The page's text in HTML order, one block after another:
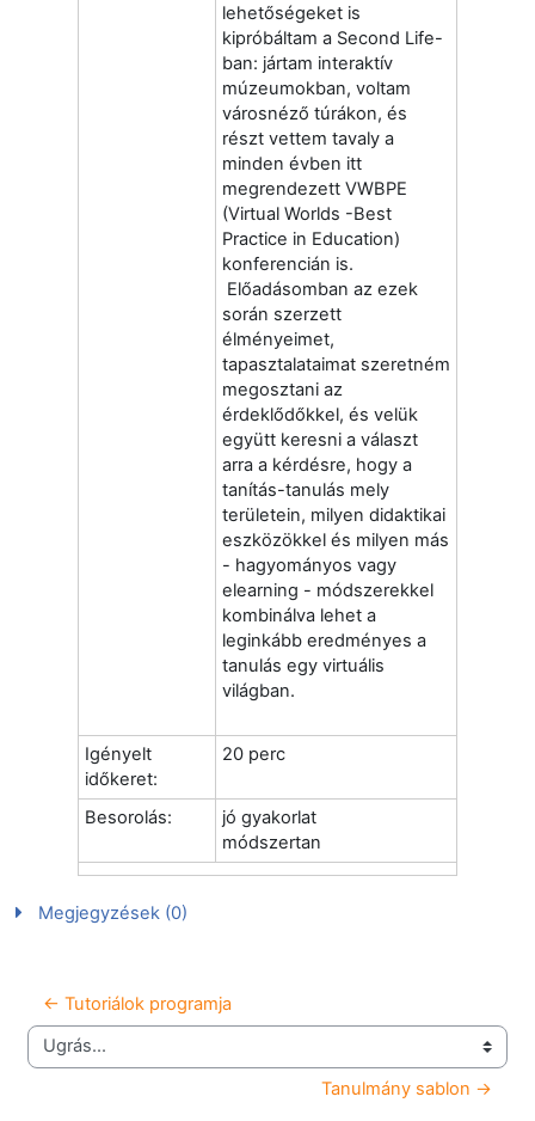
lehetőségeket is
kipróbáltam a Second Life-
ban: jártam interaktív
múzeumokban, voltam
városnéző túrákon, és
részt vettem tavaly a
minden évben itt
megrendezett VWBPE
(Virtual Worlds -Best
Practice in Education)
konferencián is.
Előadásomban az ezek
során szerzett
élményeimet,
tapasztalataimat szeretném
megosztani az
érdeklődőkkel, és velük
együtt keresni a választ
arra a kérdésre, hogy a
tanítás-tanulás mely
területein, milyen didaktikai
eszközökkel és milyen más
- hagyományos vagy
elearning - módszerekkel
kombinálva lehet a
leginkább eredményes a
tanulás egy virtuális
világban.
Igényelt
időkeret:
20 perc
Besorolás:
jó gyakorlat
módszertan
Megjegyzések (0)
← Tutoriálok programja
Ugrás...
Tanulmány sablon →